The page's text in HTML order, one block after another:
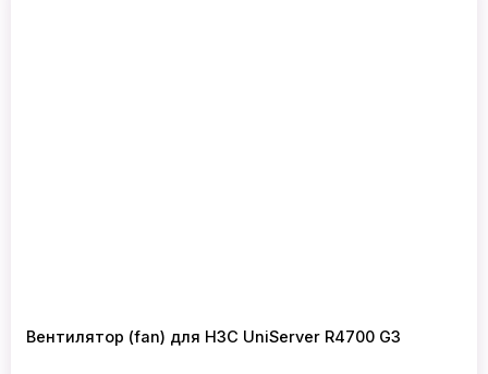
Вентилятор (fan) для H3C UniServer R4700 G3